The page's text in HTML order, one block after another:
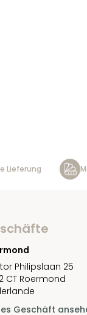
Lieferung
Philipslaan 25
CT Roermond
Geschäft